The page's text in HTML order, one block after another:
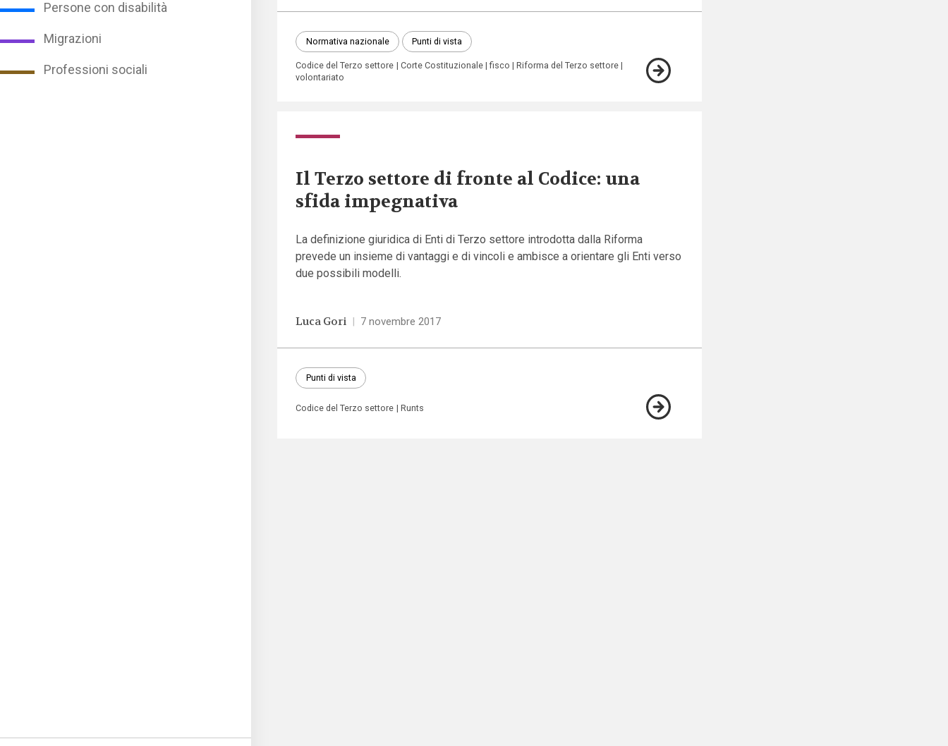
Persone con disabilità
Migrazioni
Professioni sociali
Normativa nazionale Punti di vista
Codice del Terzo settore Corte Costituzionale fisco
Riforma del Terzo settore
volontariato
Il Terzo settore di fronte al Codice: una
sfida impegnativa
La definizione giuridica di Enti di Terzo settore introdotta dalla Riforma
prevede un insieme di vantaggi e di vincoli e ambisce a orientare gli Enti verso
due possibili modelli.
Luca Gori | 7 novembre 2017
Punti di vista
Codice del Terzo settore Runts